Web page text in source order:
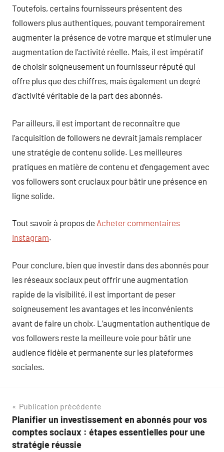
Toutefois, certains fournisseurs présentent des
followers plus authentiques, pouvant temporairement
augmenter la présence de votre marque et stimuler une
augmentation de l’activité réelle. Mais, il est impératif
de choisir soigneusement un fournisseur réputé qui
offre plus que des chiffres, mais également un degré
d’activité véritable de la part des abonnés.
Par ailleurs, il est important de reconnaître que
l’acquisition de followers ne devrait jamais remplacer
une stratégie de contenu solide. Les meilleures
pratiques en matière de contenu et d’engagement avec
vos followers sont cruciaux pour bâtir une présence en
ligne solide.
Tout savoir à propos de Acheter commentaires
Instagram.
Pour conclure, bien que investir dans des abonnés pour
les réseaux sociaux peut offrir une augmentation
rapide de la visibilité, il est important de peser
soigneusement les avantages et les inconvénients
avant de faire un choix. L’augmentation authentique de
vos followers reste la meilleure voie pour bâtir une
audience fidèle et permanente sur les plateformes
sociales.
Navigation
de
l’article
Publication précédente
Planifier un investissement en abonnés pour vos
comptes sociaux : étapes essentielles pour une
stratégie réussie